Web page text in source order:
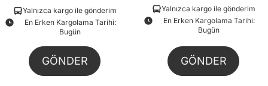
Yalnızca kargo ile gönderim
En Erken Kargolama Tarihi:
Bugün
GÖNDER
Yalnızca kargo ile gönderim
En Erken Kargolama Tarihi:
Bugün
GÖNDER